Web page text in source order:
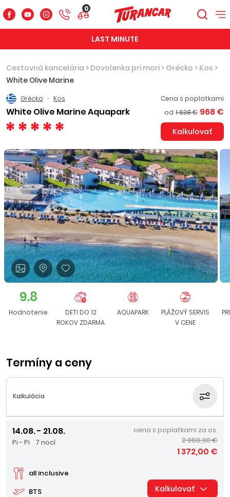
0
LAST MINUTE
Cestovná kancelária > Dovolenka pri mori > Grécko > Kos >
White Olive Marine
Grécko Kos
White Olive Marine Aquapark
Cena s poplatkami
od 1 638 € 968 €
Kalkulovať
9.8
Hodnotenie
DETI DO 12
ROKOV ZDARMA
AQUAPARK
PLÁŽOVÝ SERVIS
V CENE
Termíny a ceny
Kalkulácia
14.08. - 21.08.
Pi - Pi 7 nocí
BTS
all inclusive
cena s poplatkami za os.
2 088,00 €
1 372,00 €
Kalkulovať